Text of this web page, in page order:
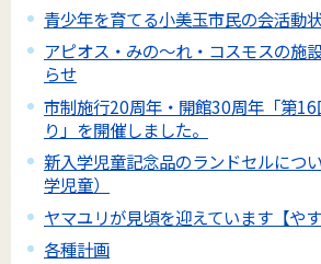
青少年を育てる小美玉市民の会活動
アピオス・みの～れ・コスモスの施
らせ
市制施行20周年・開館30周年「第
り」を開催しました。
新入学児童記念品のランドセルにつ
学児童）
ヤマユリが見頃を迎えています【や
各種計画